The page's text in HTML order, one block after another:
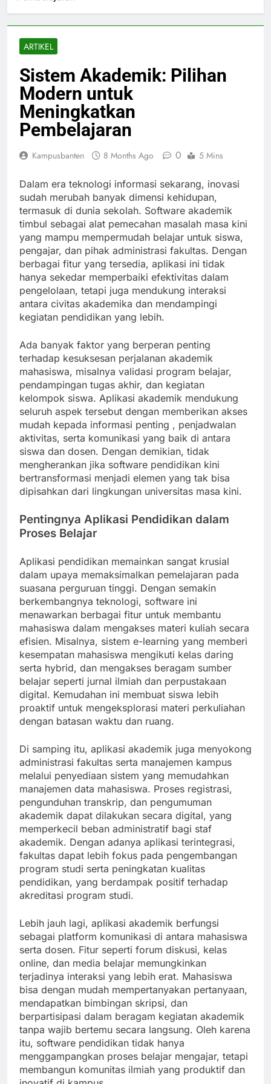
ARTIKEL
Sistem Akademik: Pilihan
Modern untuk
Meningkatkan
Pembelajaran
Kampusbanten 8 Months Ago 0 5 Mins
Dalam era teknologi informasi sekarang, inovasi
sudah merubah banyak dimensi kehidupan,
termasuk di dunia sekolah. Software akademik
timbul sebagai alat pemecahan masalah masa kini
yang mampu mempermudah belajar untuk siswa,
pengajar, dan pihak administrasi fakultas. Dengan
berbagai fitur yang tersedia, aplikasi ini tidak
hanya sekedar memperbaiki efektivitas dalam
pengelolaan, tetapi juga mendukung interaksi
antara civitas akademika dan mendampingi
kegiatan pendidikan yang lebih.
Ada banyak faktor yang berperan penting
terhadap kesuksesan perjalanan akademik
mahasiswa, misalnya validasi program belajar,
pendampingan tugas akhir, dan kegiatan
kelompok siswa. Aplikasi akademik mendukung
seluruh aspek tersebut dengan memberikan akses
mudah kepada informasi penting , penjadwalan
aktivitas, serta komunikasi yang baik di antara
siswa dan dosen. Dengan demikian, tidak
mengherankan jika software pendidikan kini
bertransformasi menjadi elemen yang tak bisa
dipisahkan dari lingkungan universitas masa kini.
Pentingnya Aplikasi Pendidikan dalam
Proses Belajar
Aplikasi pendidikan memainkan sangat krusial
dalam upaya memaksimalkan pemelajaran pada
suasana perguruan tinggi. Dengan semakin
berkembangnya teknologi, software ini
menawarkan berbagai fitur untuk membantu
mahasiswa dalam mengakses materi kuliah secara
efisien. Misalnya, sistem e-learning yang memberi
kesempatan mahasiswa mengikuti kelas daring
serta hybrid, dan mengakses beragam sumber
belajar seperti jurnal ilmiah dan perpustakaan
digital. Kemudahan ini membuat siswa lebih
proaktif untuk mengeksplorasi materi perkuliahan
dengan batasan waktu dan ruang.
Di samping itu, aplikasi akademik juga menyokong
administrasi fakultas serta manajemen kampus
melalui penyediaan sistem yang memudahkan
manajemen data mahasiswa. Proses registrasi,
pengunduhan transkrip, dan pengumuman
akademik dapat dilakukan secara digital, yang
memperkecil beban administratif bagi staf
akademik. Dengan adanya aplikasi terintegrasi,
fakultas dapat lebih fokus pada pengembangan
program studi serta peningkatan kualitas
pendidikan, yang berdampak positif terhadap
akreditasi program studi.
Lebih jauh lagi, aplikasi akademik berfungsi
sebagai platform komunikasi di antara mahasiswa
serta dosen. Fitur seperti forum diskusi, kelas
online, dan media belajar memungkinkan
terjadinya interaksi yang lebih erat. Mahasiswa
bisa dengan mudah mempertanyakan pertanyaan,
mendapatkan bimbingan skripsi, dan
berpartisipasi dalam beragam kegiatan akademik
tanpa wajib bertemu secara langsung. Oleh karena
itu, software pendidikan tidak hanya
menggampangkan proses belajar mengajar, tetapi
membangun komunitas ilmiah yang produktif dan